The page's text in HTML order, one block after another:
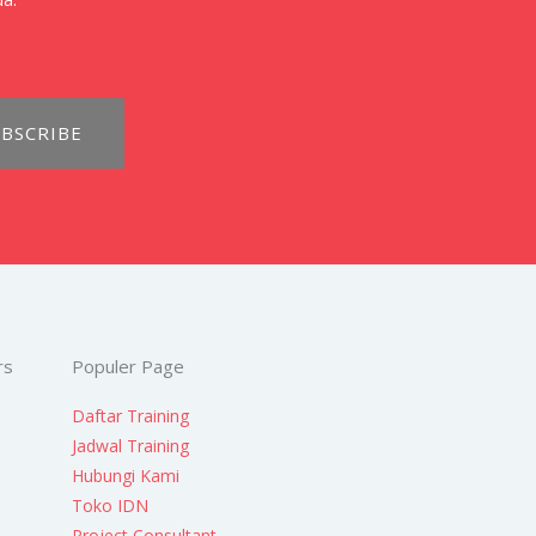
Populer Page
Daftar Training
Jadwal Training
Hubungi Kami
Toko IDN